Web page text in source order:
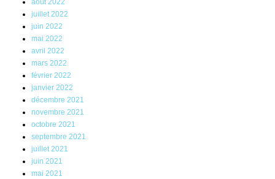
août 2022
juillet 2022
juin 2022
mai 2022
avril 2022
mars 2022
février 2022
janvier 2022
décembre 2021
novembre 2021
octobre 2021
septembre 2021
juillet 2021
juin 2021
mai 2021